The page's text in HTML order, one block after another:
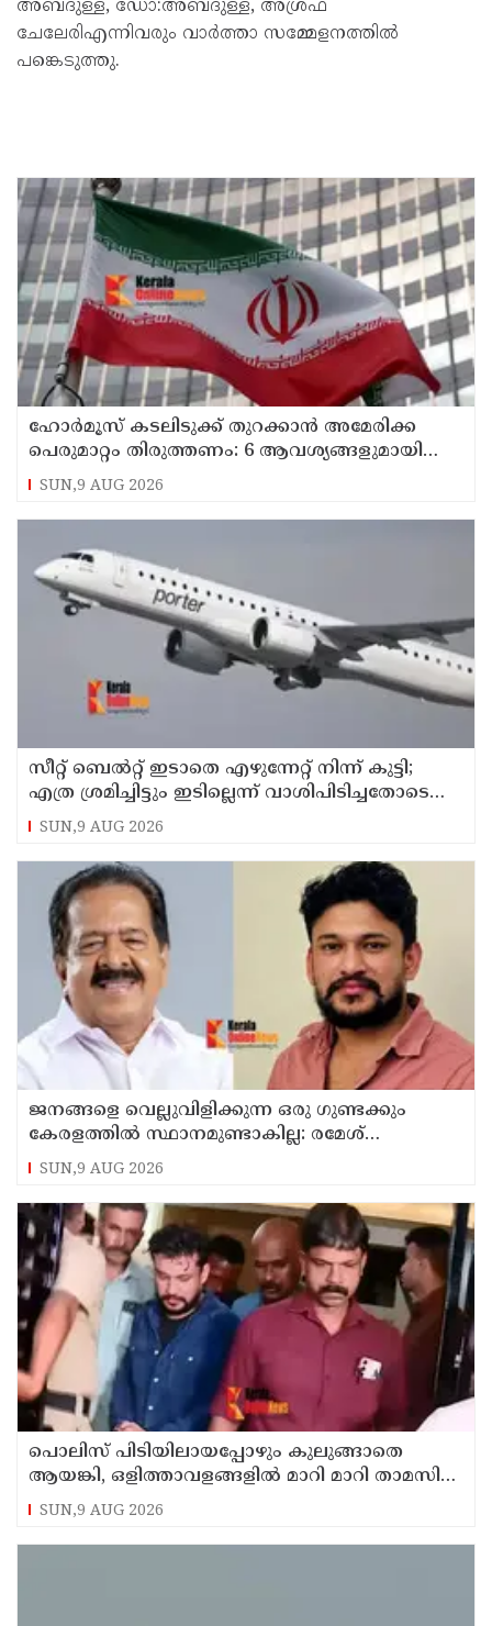
അബ്ദുള്ള, ഡോ:അബ്ദുള്ള, അശ്രഫ്
ചേലേരിഎന്നിവരും വാർത്താ സമ്മേളനത്തിൽ
പങ്കെടുത്തു.
ഹോര്‍മൂസ് കടലിടുക്ക് തുറക്കാന്‍ അമേരിക്ക
പെരുമാറ്റം തിരുത്തണം: 6 ആവശ്യങ്ങളുമായി
ഇറാന്‍ ദേശീയ സുരക്ഷാ കൗണ്‍സില്‍
SUN,9 AUG 2026
സീറ്റ് ബെല്‍റ്റ് ഇടാതെ എഴുന്നേറ്റ് നിന്ന് കുട്ടി;
എത്ര ശ്രമിച്ചിട്ടും ഇടില്ലെന്ന് വാശിപിടിച്ചതോടെ
വിമാനം റദ്ദാക്കി
SUN,9 AUG 2026
ജനങ്ങളെ വെല്ലുവിളിക്കുന്ന ഒരു ഗുണ്ടക്കും
കേരളത്തില്‍ സ്ഥാനമുണ്ടാകില്ല: രമേശ്
ചെന്നിത്തല
SUN,9 AUG 2026
പൊലിസ് പിടിയിലായപ്പോഴും കുലുങ്ങാതെ
ആയങ്കി, ഒളിത്താവളങ്ങളില്‍ മാറി മാറി താമസിച്ച്
കണ്ണൂരിലെ ക്വട്ടേഷന്‍ നേതാവ്
SUN,9 AUG 2026